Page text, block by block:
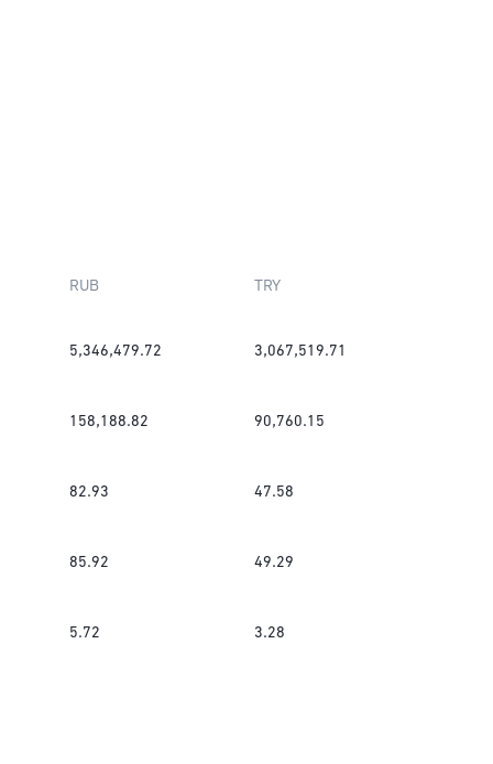
RUB TRY
5,346,479.72 3,067,519.71
158,188.82 90,760.15
82.93 47.58
85.92 49.29
5.72 3.28